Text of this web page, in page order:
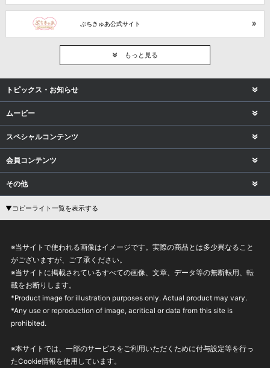
ぷちきゅあ公式サイト
もっと見る
トピックス・お知らせ
ムービー
スペシャルコンテンツ
会員コンテンツ
その他
▼コピーライト一覧を表示する
※当サイトで使われる画像はイメージです。実際の商品とは多少異なること
がございますが、ご了承ください。
※当サイトに掲載されているすべての画像、文章、データ等の無断転用、転
載をお断りします。
*Product image for illustration purposes only. Actual product may vary.
*Any use or reproduction of image, acritical or data from this site is
prohibited.
※本サイトでは、一部のサービスをご利用いただくために付与設定等を行っ
たCookie情報を使用しています。